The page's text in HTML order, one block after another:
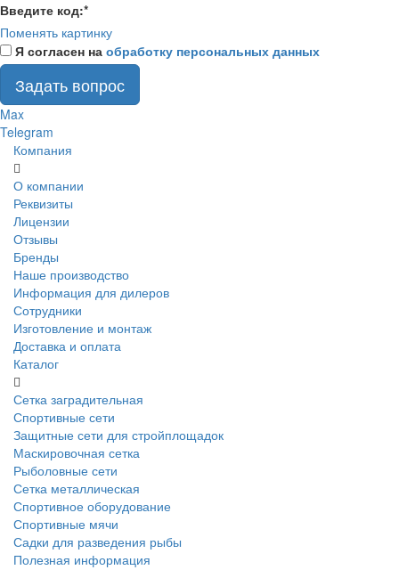
Введите код:*
Поменять картинку
Я согласен на обработку персональных данных
Задать вопрос
Max
Telegram
Компания
О компании
Реквизиты
Лицензии
Отзывы
Бренды
Наше производство
Информация для дилеров
Сотрудники
Изготовление и монтаж
Доставка и оплата
Каталог
Сетка заградительная
Спортивные сети
Защитные сети для стройплощадок
Маскировочная сетка
Рыболовные сети
Сетка металлическая
Спортивное оборудование
Спортивные мячи
Садки для разведения рыбы
Полезная информация